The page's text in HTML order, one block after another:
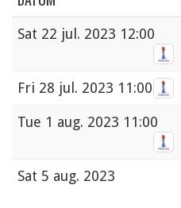
Sat 22 jul. 2023 12:00
Fri 28 jul. 2023 11:00
Tue 1 aug. 2023 11:00
Sat 5 aug. 2023